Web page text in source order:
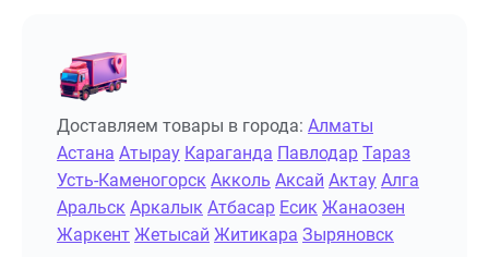
Доставляем товары в города: Алматы
Астана Атырау Караганда Павлодар Тараз
Усть-Каменогорск Акколь Аксай Актау Алга
Аральск Аркалык Атбасар Есик Жанаозен
Жаркент Жетысай Житикара Зыряновск